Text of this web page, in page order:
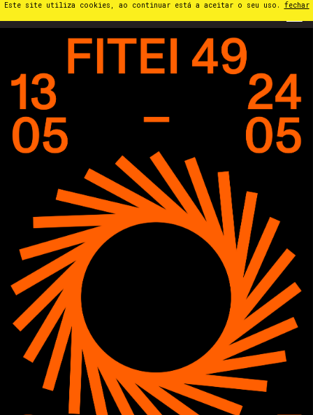
Este site utiliza cookies, ao continuar está a aceitar o seu uso. fechar